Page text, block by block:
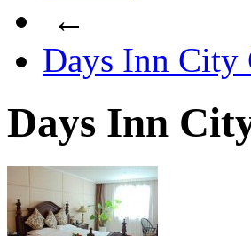
←
Days Inn City
Days Inn